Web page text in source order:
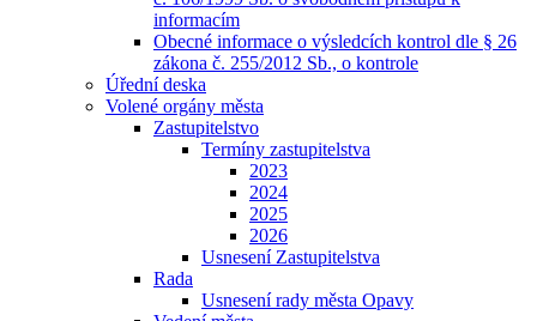
informacím
Obecné informace o výsledcích kontrol dle § 26
zákona č. 255/2012 Sb., o kontrole
Úřední deska
Volené orgány města
Zastupitelstvo
Termíny zastupitelstva
2023
2024
2025
2026
Usnesení Zastupitelstva
Rada
Usnesení rady města Opavy